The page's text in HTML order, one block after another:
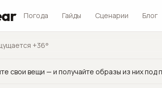
Погода Гайды Сценарии Блог
+36°
свои вещи — и получайте образы из них под